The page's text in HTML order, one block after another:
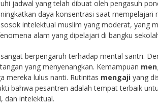
jadwal yang telah dibuat oleh pengasuh
daya konsentrasi saat mempelajari
intelektual muslim yang moderat, yang
alam yang dipelajari di bangku
berpengaruh terhadap mental santri.
yang menyenangkan. Kemampuan
mereka lulus nanti. Rutinitas mengaji yang
bahwa pesantren adalah tempat terbaik
dan intelektual.